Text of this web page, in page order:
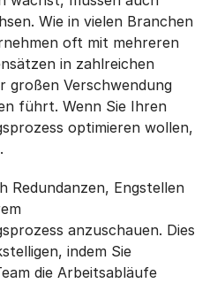
Wie in vielen Branchen
oft mit mehreren
in zahlreichen
großen Verschwendung
führt. Wenn Sie Ihren
optimieren wollen,
Redundanzen, Engstellen
anzuschauen. Dies
indem Sie
die Arbeitsabläufe